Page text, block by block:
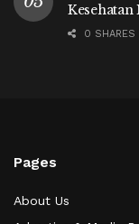
0 SHARES
Pages
About Us